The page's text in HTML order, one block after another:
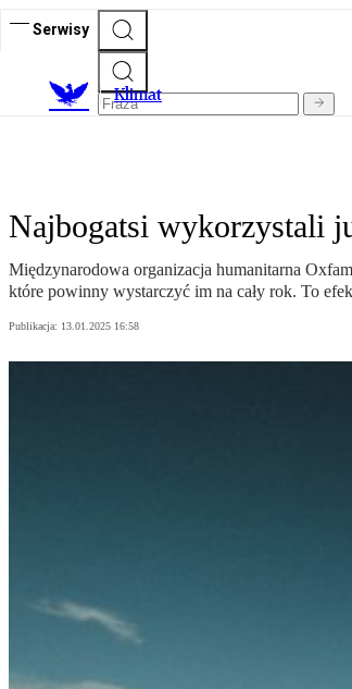
Serwisy
Klimat
Najbogatsi wykorzystali
Międzynarodowa organizacja humanitarna
które powinny wystarczyć im na cały rok. To
Publikacja: 13.01.2025 16:58